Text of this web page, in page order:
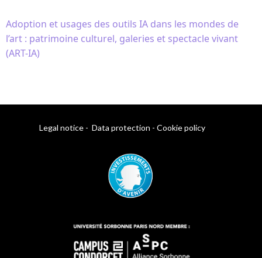
Adoption et usages des outils IA dans les mondes de
l’art : patrimoine culturel, galeries et spectacle vivant
(ART-IA)
Legal notice - Data protection - Cookie policy